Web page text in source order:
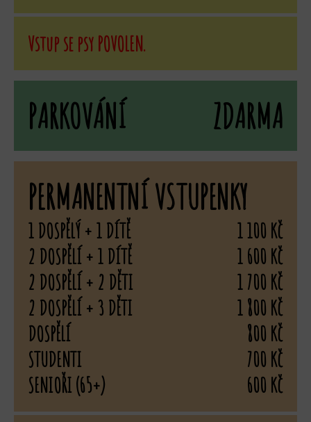
Vstup se psy POVOLEN.
PARKOVÁNÍ
ZDARMA
PERMANENTNÍ VSTUPENKY
1 DOSPĚLÝ + 1 DÍTĚ
1 100 Kč
2 DOSPĚLÍ + 1 DÍTĚ
1 600 Kč
2 DOSPĚLÍ + 2 DĚTI
1 700 Kč
2 DOSPĚLÍ + 3 DĚTI
1 800 Kč
DOSPĚLÍ
800 Kč
STUDENTI
700 Kč
SENIOŘI (65+)
600 Kč